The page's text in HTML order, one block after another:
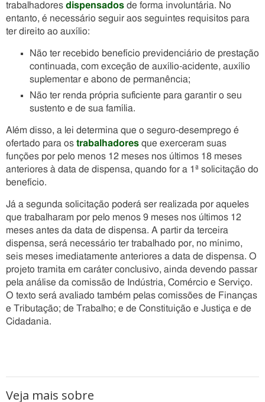
trabalhadores dispensados de forma involuntária. No
entanto, é necessário seguir aos seguintes requisitos para
ter direito ao auxílio:
Não ter recebido benefício previdenciário de prestação
continuada, com exceção de auxílio-acidente, auxílio
suplementar e abono de permanência;
Não ter renda própria suficiente para garantir o seu
sustento e de sua família.
Além disso, a lei determina que o seguro-desemprego é
ofertado para os trabalhadores que exerceram suas
funções por pelo menos 12 meses nos últimos 18 meses
anteriores à data de dispensa, quando for a 1ª solicitação do
benefício.
Já a segunda solicitação poderá ser realizada por aqueles
que trabalharam por pelo menos 9 meses nos últimos 12
meses antes da data de dispensa. A partir da terceira
dispensa, será necessário ter trabalhado por, no mínimo,
seis meses imediatamente anteriores a data de dispensa. O
projeto tramita em caráter conclusivo, ainda devendo passar
pela análise da comissão de Indústria, Comércio e Serviço.
O texto será avaliado também pelas comissões de Finanças
e Tributação; de Trabalho; e de Constituição e Justiça e de
Cidadania.
Veja mais sobre